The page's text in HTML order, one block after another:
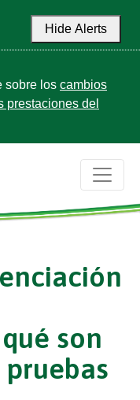
Hide Alerts
sobre los cambios
prestaciones del
son